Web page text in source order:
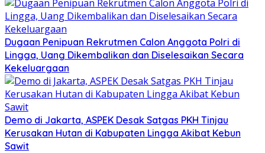
Dugaan Penipuan Rekrutmen Calon Anggota Polri di
Lingga, Uang Dikembalikan dan Diselesaikan Secara
Kekeluargaan
Demo di Jakarta, ASPEK Desak Satgas PKH Tinjau
Kerusakan Hutan di Kabupaten Lingga Akibat Kebun
Sawit